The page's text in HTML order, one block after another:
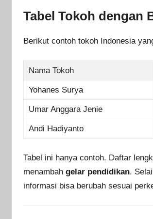
Tabel Tokoh dengan
Berikut contoh tokoh Indonesia
Nama Tokoh
Yohanes Surya
Umar Anggara Jenie
Andi Hadiyanto
Tabel ini hanya contoh. Daftar
menambah gelar pendidikan.
informasi bisa berubah sesuai